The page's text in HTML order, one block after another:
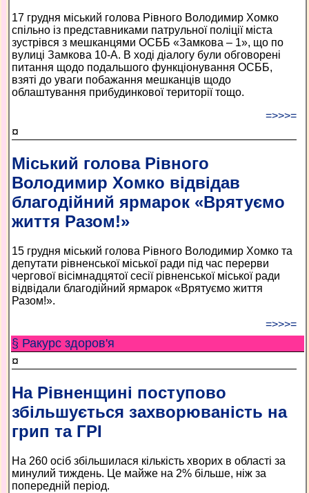
17 грудня міський голова Рівного Володимир Хомко
спільно із представниками патрульної поліції міста
зустрівся з мешканцями ОСББ «Замкова – 1», що по
вулиці Замкова 10-А. В ході діалогу були обговорені
питання щодо подальшого функціонування ОСББ,
взяті до уваги побажання мешканців щодо
облаштування прибудинкової території тощо.
=>>>=
¤
Міський голова Рівного
Володимир Хомко відвідав
благодійний ярмарок «Врятуємо
життя Разом!»
15 грудня міський голова Рівного Володимир Хомко та
депутати рівненської міської ради під час перерви
чергової вісімнадцятої сесії рівненської міської ради
відвідали благодійний ярмарок «Врятуємо життя
Разом!».
=>>>=
§ Ракурс здоров'я
¤
На Рівненщині поступово
збільшується захворюваність на
грип та ГРІ
На 260 осіб збільшилася кількість хворих в області за
минулий тиждень. Це майже на 2% більше, ніж за
попередній період.